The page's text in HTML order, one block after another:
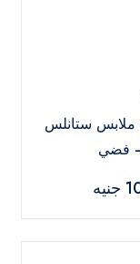
ستانلس
فضي